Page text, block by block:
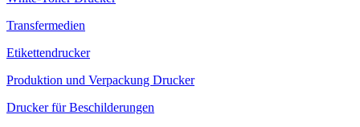
Transfermedien
Etikettendrucker
Produktion und Verpackung Drucker
Drucker für Beschilderungen